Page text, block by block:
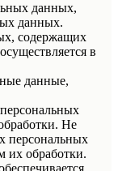
данных,
данных.
содержащих
в
данные,
Не
персональных
их обработки.